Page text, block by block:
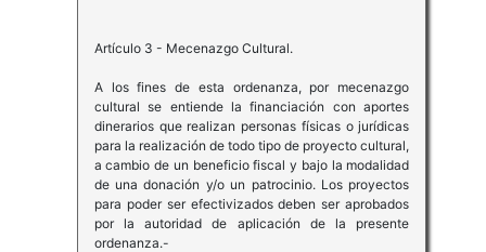
Artículo 3 - Mecenazgo Cultural.
A los fines de esta ordenanza, por mecenazgo
cultural se entiende la financiación con aportes
dinerarios que realizan personas físicas o jurídicas
para la realización de todo tipo de proyecto cultural,
a cambio de un beneficio fiscal y bajo la modalidad
de una donación y/o un patrocinio. Los proyectos
para poder ser efectivizados deben ser aprobados
por la autoridad de aplicación de la presente
ordenanza.-